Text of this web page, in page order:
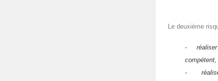
Le deuxième
- réaliser
compétent,
- réaliser